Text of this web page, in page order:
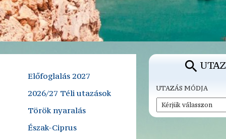
Előfoglalás 2027
2026/27 Téli utazások
Török nyaralás
Észak-Ciprus
UTAZÁS MÓDJA